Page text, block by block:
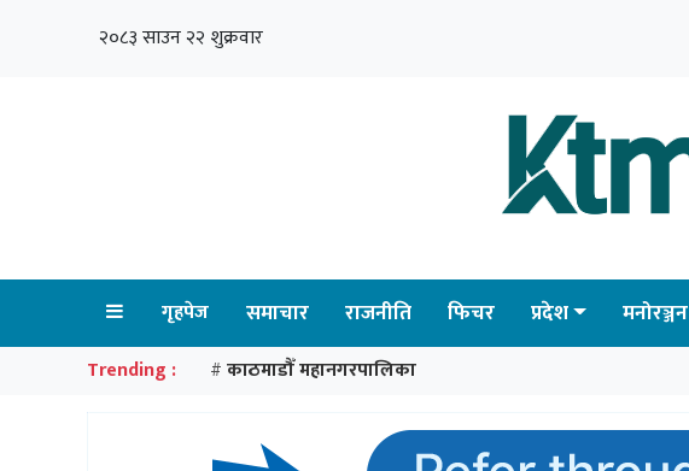
२०८३ साउन २२ शुक्रवार
गृहपेज समाचार राजनीति फिचर प्रदेश मनोरञ्जन
Trending : # काठमाडौँ महानगरपालिका